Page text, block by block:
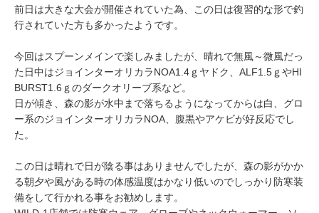
前日は大きな大会が開催されていた為、この日は復習的な形で釣
行されていた方も多かったようです。
今回はスプーンメインで楽しみましたが、晴れで無風～微風だっ
た日中はジョインターオリカラNOA1.4ｇヤドク、ALF1.5ｇやHI
BURST1.6ｇのダークオリーブ系など。
日が傾き、森の影が水中まで落ちるようになってからは白、グロ
ー系のジョインターオリカラNOA、腹黒やアケビが好反応でし
た。
この日は晴れで日が陰る事はありませんでしたが、森の影がかか
る朝夕や風がある時の体感温度はかなり低いのでしっかり防寒装
備をして行かれる事をお勧めします。